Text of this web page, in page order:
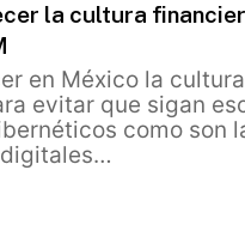
la cultura
en México la cultura
evitar que sigan
como son